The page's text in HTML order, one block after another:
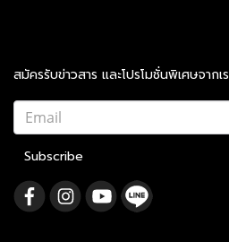
สมัครรับข่าวสาร และโปรโมชั่นพิเศษจากเ
Subscribe